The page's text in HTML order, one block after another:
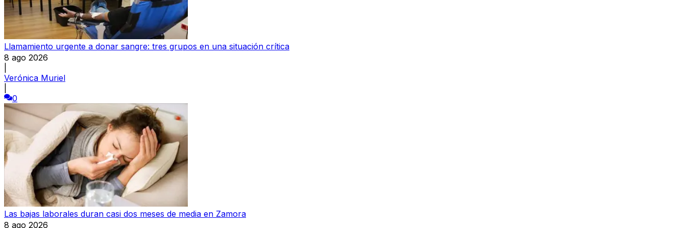
Llamamiento urgente a donar sangre: tres grupos en una situación crítica
8 ago 2026
Verónica Muriel
0
Las bajas laborales duran casi dos meses de media en Zamora
8 ago 2026